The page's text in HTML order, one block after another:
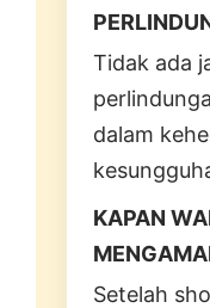
Tidak ada
dalam
KAPAN
Setelah